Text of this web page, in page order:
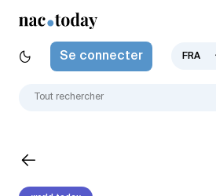
Se connecter FRA